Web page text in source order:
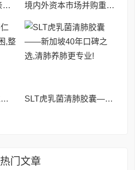
祝贺2025中国8.8父亲节“孝行天下家风传承”论坛暨祈福音乐会圆满成功 境内外资本市场并购重组专题交流会暨投融资路演会 深度解析驱动企业资本战略升级
彻夜难眠?SLT酸枣仁胶囊——让你躺下就困,整夜安睡到天亮! SLT虎乳菌清肺胶囊——新加坡40年口碑之选,清肺养肺更专业!
热门文章